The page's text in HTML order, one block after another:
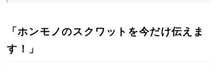
「ホンモノのスクワットを今だけ伝えま
す！」